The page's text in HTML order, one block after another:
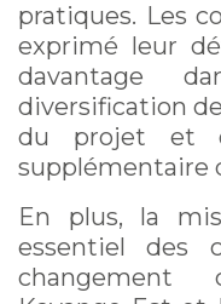
pratiques. Les
exprimé leur
davantage
diversification
du projet et
supplémentaire
En plus, la
essentiel des
changement